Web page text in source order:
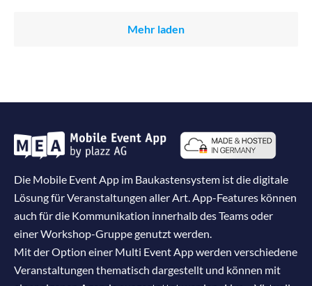
Mehr laden
Die Mobile Event App im Baukastensystem ist die digitale
Lösung für Veranstaltungen aller Art. App-Features können
auch für die Kommunikation innerhalb des Teams oder
einer Workshop-Gruppe genutzt werden.
Mit der Option einer Multi Event App werden verschiedene
Veranstaltungen thematisch dargestellt und können mit